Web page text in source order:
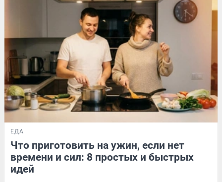
ЕДА
Что приготовить на ужин, если нет
времени и сил: 8 простых и быстрых
идей